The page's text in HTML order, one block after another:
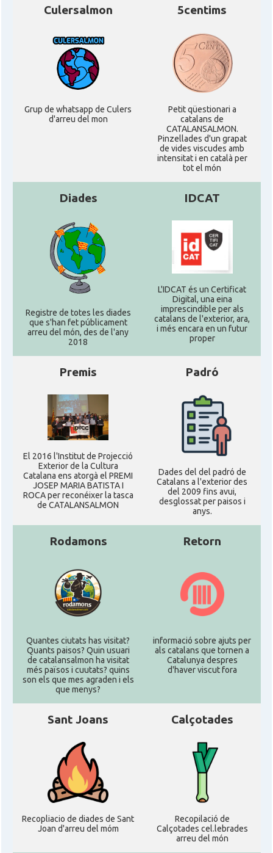
Culersalmon
Grup de whatsapp de Culers
d'arreu del mon
5centims
Petit qüestionari a
catalans de
CATALANSALMON.
Pinzellades d'un grapat
de vides viscudes amb
intensitat i en català per
tot el món
Diades
Registre de totes les diades
que s'han fet públicament
arreu del món, des de l'any
2018
IDCAT
L'IDCAT és un Certificat
Digital, una eina
imprescindible per als
catalans de l'exterior, ara,
i més encara en un futur
proper
Premis
El 2016 l'Institut de Projecció
Exterior de la Cultura
Catalana ens atorgà el PREMI
JOSEP MARIA BATISTA I
ROCA per reconéixer la tasca
de CATALANSALMON
Padró
Dades del del padró de
Catalans a l'exterior des
del 2009 fins avui,
desglossat per paisos i
anys.
Rodamons
Quantes ciutats has visitat?
Quants paisos? Quin usuari
de catalansalmon ha visitat
més països i cuutats? quins
son els que mes agraden i els
que menys?
Retorn
informació sobre ajuts per
als catalans que tornen a
Catalunya despres
d'haver viscut fora
Sant Joans
Recopliacio de diades de Sant
Joan d'arreu del móm
Calçotades
Recopilació de
Calçotades cel.lebrades
arreu del món